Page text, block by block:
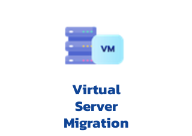
Virtual
Server
Migration